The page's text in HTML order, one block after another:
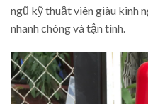
ngũ kỹ thuật viên giàu kinh
nhanh chóng và tận tình.